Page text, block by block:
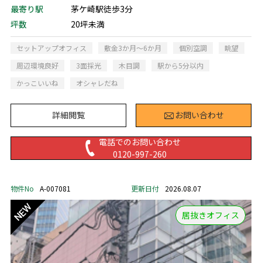
最寄り駅
茅ケ崎駅徒歩3分
坪数
20坪未満
セットアップオフィス 敷金3か月～6か月 個別空調
眺望
周辺環境良好
3面採光 木目調
駅から5分以内
かっこいいね
オシャレだね
詳細閲覧 お問い合わせ
電話でのお問い合わせ
0120-997-260
物件No A-007081 更新日付 2026.08.07
居抜きオフィス